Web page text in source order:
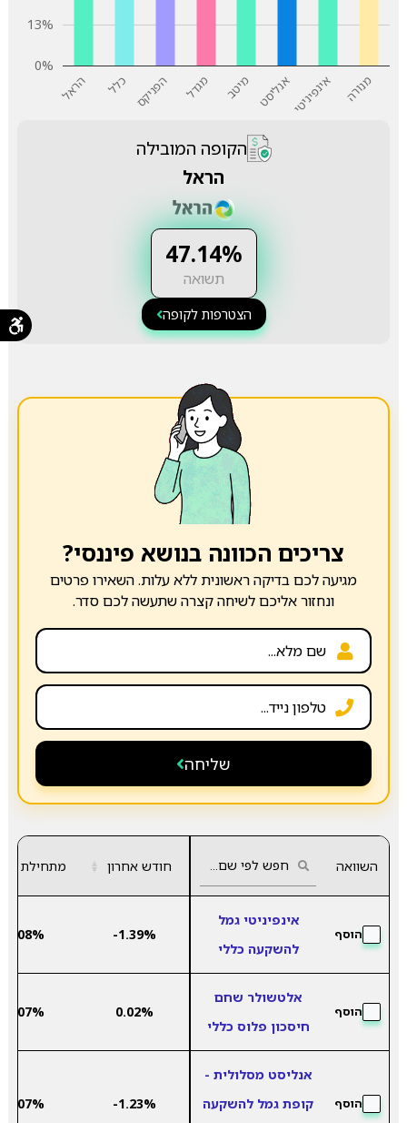
הראל כלל הפניקס מגדל מיטב אנליסטאינפיניטי מנורה
0%
13%
הקופה המובילה
הראל
47.14%
תשואה
הצטרפות לקופה
צריכים הכוונה בנושא פיננסי?
מגיעה לכם בדיקה ראשונית ללא עלות. השאירו פרטים
ונחזור אליכם לשיחה קצרה שתעשה לכם סדר.
שליחה
השוואה חודש אחרון ▲
▼ מתחילת
הוסף
אינפיניטי גמל
להשקעה כללי
-1.39%
5.08%
הוסף
אלטשולר שחם
חיסכון פלוס כללי
0.02%
5.07%
הוסף
אנליסט מסלולית -
קופת גמל להשקעה
-1.23%
6.07%